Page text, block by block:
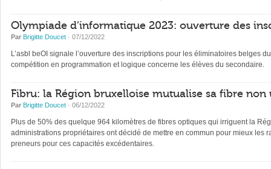
Olympiade d’informatique 2023: ouverture des
Par Brigitte Doucet · 07/12/2022
L’asbl beOI signale l’ouverture des inscriptions pour les éliminatoires belges
compétition en programmation et logique concerne les élèves du secondaire.
Fibru: la Région bruxelloise mutualise sa fibre non
Par Brigitte Doucet · 06/12/2022
Plus de 50% des quelque 964 kilomètres de fibres optiques qui irriguent la
administrations propriétaires ont décidé de mettre en commun pour mieux les
preneurs pour ces capacités excédentaires.